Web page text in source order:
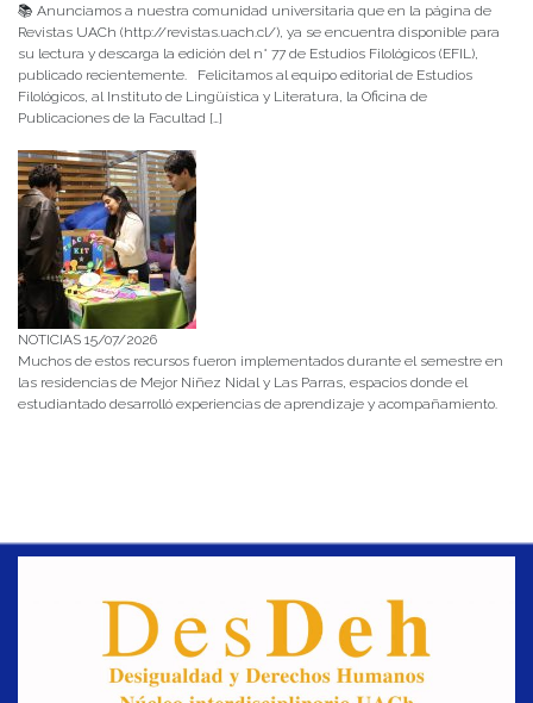
📚 Anunciamos a nuestra comunidad universitaria que en la página de
Revistas UACh (http://revistas.uach.cl/), ya se encuentra disponible para
su lectura y descarga la edición del n° 77 de Estudios Filológicos (EFIL),
publicado recientemente. Felicitamos al equipo editorial de Estudios
Filológicos, al Instituto de Lingüística y Literatura, la Oficina de
Publicaciones de la Facultad […]
NOTICIAS 15/07/2026
Muchos de estos recursos fueron implementados durante el semestre en
las residencias de Mejor Niñez Nidal y Las Parras, espacios donde el
estudiantado desarrolló experiencias de aprendizaje y acompañamiento.